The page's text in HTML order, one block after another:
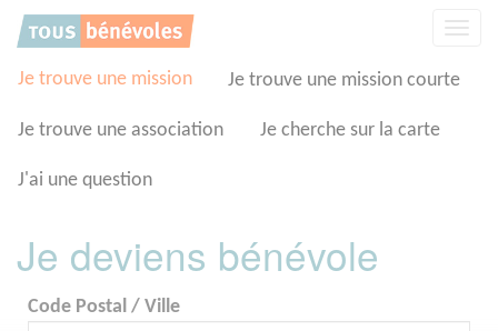
Je trouve une mission Je trouve une mission courte
Je trouve une association Je cherche sur la carte
J'ai une question
Je deviens bénévole
Code Postal / Ville
Panneau de gestion des cookies